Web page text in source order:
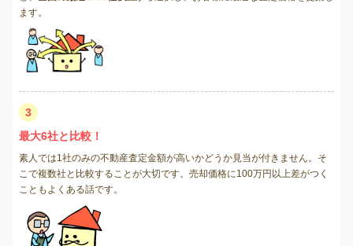
ます。
3
最大6社と比較！
素人では1社のみの不動産査定金額が高いかどうか見当が付きません。そ
こで複数社と比較することが大切です。売却価格に100万円以上差がつく
こともよくある話です。